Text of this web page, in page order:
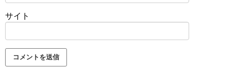
サイト